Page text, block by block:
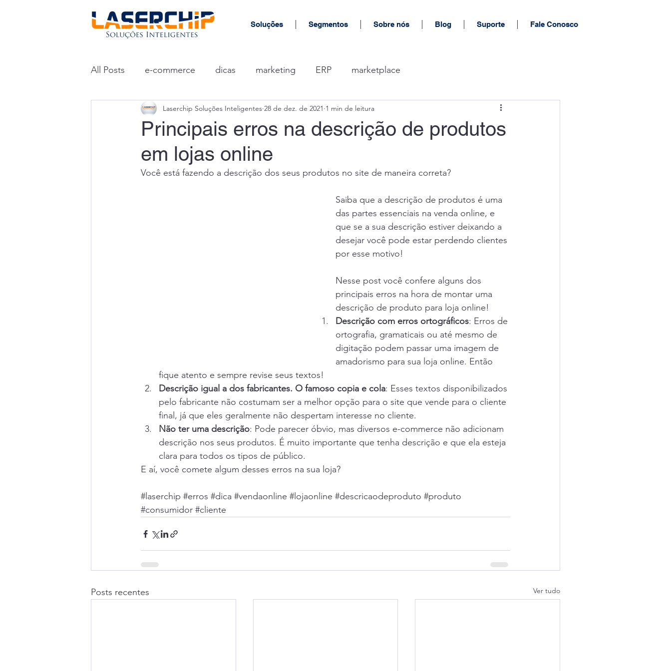
Soluções Segmentos Sobre nós Blog Suporte Fale Conosco
All Posts e-commerce dicas marketing ERP marketplace
Principais erros na descrição de produtos
em lojas online
Laserchip Soluções Inteligentes 28 de dez. de 2021 1 min de leitura
Você está fazendo a descrição dos seus produtos no site de maneira correta?
Saiba que a descrição de produtos é uma
das partes essenciais na venda online, e
que se a sua descrição estiver deixando a
desejar você pode estar perdendo clientes
por esse motivo!
Nesse post você confere alguns dos
principais erros na hora de montar uma
descrição de produto para loja online!
Descrição com erros ortográficos: Erros de
ortografia, gramaticais ou até mesmo de
digitação podem passar uma imagem de
amadorismo para sua loja online. Então
fique atento e sempre revise seus textos!
Descrição igual a dos fabricantes. O famoso copia e cola: Esses textos disponibilizados
pelo fabricante não costumam ser a melhor opção para o site que vende para o cliente
final, já que eles geralmente não despertam interesse no cliente.
Não ter uma descrição: Pode parecer óbvio, mas diversos e-commerce não adicionam
descrição nos seus produtos. É muito importante que tenha descrição e que ela esteja
clara para todos os tipos de público.
E aí, você comete algum desses erros na sua loja?
#laserchip #erros #dica #vendaonline #lojaonline #descricaodeproduto #produto
#consumidor #cliente
Posts recentes Ver tudo